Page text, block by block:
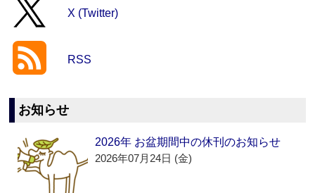
X (Twitter)
RSS
お知らせ
2026年 お盆期間中の休刊のお知らせ
2026年07月24日 (金)